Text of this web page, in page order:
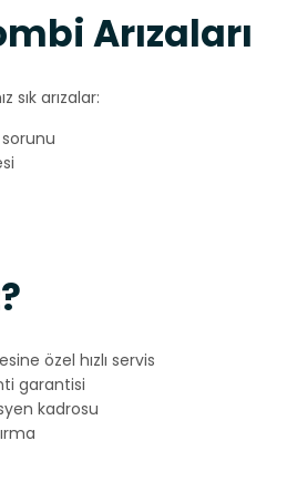
Arızaları
sık arızalar:
özel hızlı servis
garantisi
kadrosu